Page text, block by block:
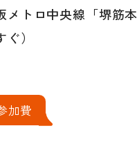
メトロ中央線「堺筋
）
加費